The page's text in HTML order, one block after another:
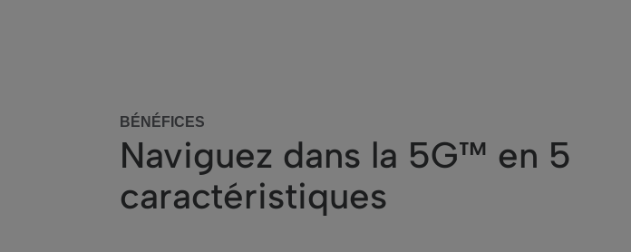
BÉNÉFICES
Naviguez dans la 5G™ en 5
caractéristiques